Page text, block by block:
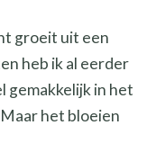
groeit uit een
heb ik al eerder
gemakkelijk in het
het bloeien
van de